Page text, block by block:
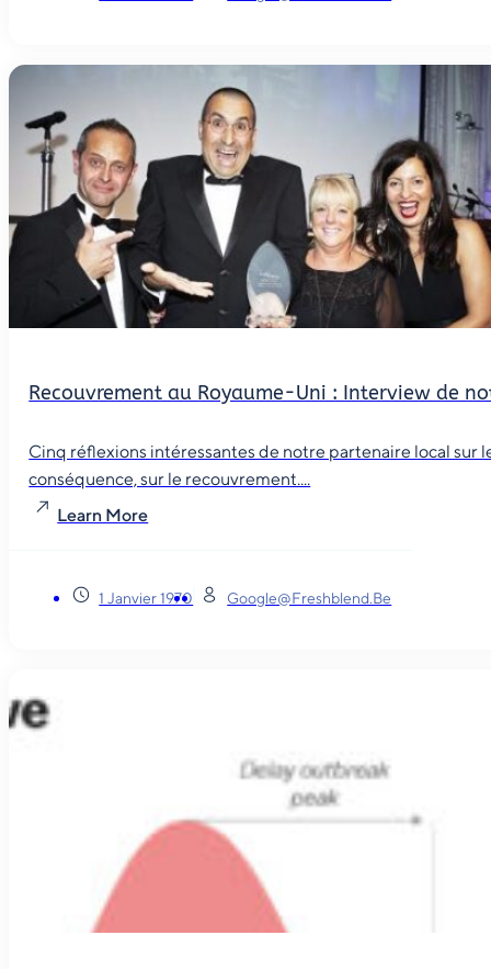
Recouvrement au Royaume-Uni : Interview de
Cinq réflexions intéressantes de notre partenaire local sur
conséquence, sur le recouvrement....
Learn More
1 Janvier 1970 Google@freshblend.be